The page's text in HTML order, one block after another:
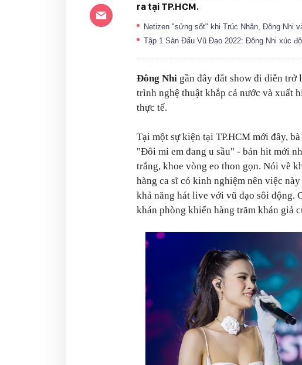
ra tại TP.HCM.
Netizen "sửng sốt" khi Trúc Nhân, Đông Nhi
Tập 1 Sàn Đấu Vũ Đạo 2022: Đông Nhi xúc
Đông Nhi gần đây đắt show đi diễn
trình nghệ thuật khắp cả nước và xuất
thực tế.
Tại một sự kiện tại TP.HCM mới đây,
"Đôi mi em đang u sầu" - bản hit mới
trắng, khoe vòng eo thon gọn. Nói về
hàng ca sĩ có kinh nghiệm nên việc
khả năng hát live với vũ đạo sôi động.
khán phòng khiến hàng trăm khán giả